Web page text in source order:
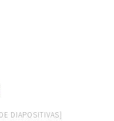
DIAPOSITIVAS]